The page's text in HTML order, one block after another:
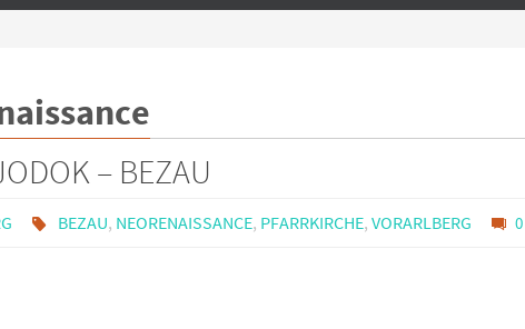
– BEZAU
BEZAU, NEORENAISSANCE, PFARRKIRCHE,VORARLBERG 0